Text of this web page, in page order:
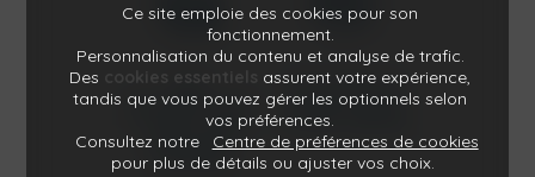
DES
INFORMATIONS
CLAIRES, SANS
MAUVAISE
SURPRISE
UN CONTACT
HUMAIN AVANT
VOTRE ARRIVÉE
Ce site emploie des cookies pour son
fonctionnement.
Personnalisation du contenu et analyse de trafic.
Des
cookies essentiels
assurent votre expérience,
tandis que vous pouvez gérer les optionnels selon
vos préférences.
Consultez notre
Centre de préférences de cookies
pour plus de détails ou ajuster vos choix.